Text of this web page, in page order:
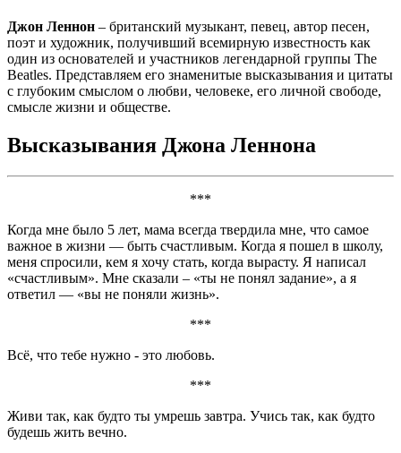
Джон Леннон – британский музыкант, певец, автор песен,
поэт и художник, получивший всемирную известность как
один из основателей и участников легендарной группы The
Beatles. Представляем его знаменитые высказывания и цитаты
с глубоким смыслом о любви, человеке, его личной свободе,
смысле жизни и обществе.
Высказывания Джона Леннона
***
Когда мне было 5 лет, мама всегда твердила мне, что самое
важное в жизни — быть счастливым. Когда я пошел в школу,
меня спросили, кем я хочу стать, когда вырасту. Я написал
«счастливым». Мне сказали – «ты не понял задание», а я
ответил — «вы не поняли жизнь».
***
Всё, что тебе нужно - это любовь.
***
Живи так, как будто ты умрешь завтра. Учись так, как будто
будешь жить вечно.